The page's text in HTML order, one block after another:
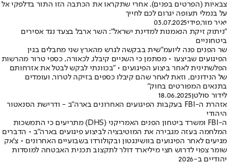
צבאיות (הפרטים בפנים). אחרי שתקראו את הכתבה הזו התור בדלפקי אל
על בנמלי תעופה יגרום לכם לחייך
יאיר מור,פידי03.07.2025
"ניתוק זיקת הנאמנות למדינת ישראל": השר ארבל בצעד נגד אסירים
ביטחוניים
שר הפנים פנה ליועמ"שית בבקשה לגרש מהארץ שני מחבלים בגין
הפיגועים שביצעו • מסתמן כי השניים קיבלו, לכאורה, כספי טרור מהרשות
הפלשתינית לאחר ביצוע הפיגועים • ״בכוונתי לבקש לבטל את אזרחותם
של הנידונים, וזאת לאחר שהם קיבלו כספים בזיקה לטרור, ועומדים
בתנאים המפורטים בחוק"
לידור סולטן18.06.2025
אזהרת ה-FBI בעקבות הפיגועים האחרונים בארה"ב - ודרישת הסנאטור
היהודי
ה-FBI ומשרד ביטחון הפנים האמריקני (DHS) מתריעים כי התמשכות
המלחמה בעזה מגבירה את המוטיבציה לביצוע פיגועים בארה"ב • הדברים
מגיעים לאחר הפיגועים בוושינגטון ובקולורדו בשבועיים האחרונים • צ'אק
שומר צפוי לדרוש חצי מיליארד דולר לתקצוב תכנית האבטחה למוסדות
יהודיים ב-2026